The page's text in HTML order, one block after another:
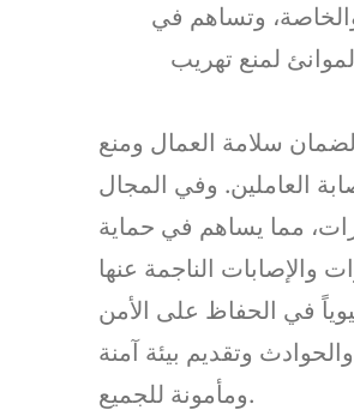
وتساهم في
لمنع تهريب
سلامة العمال ومنع
العاملين. وفي المجال
مما يساهم في حماية
في الحفاظ على الأمن
وتقديم بيئة آمنة
ومأمونة للجميع.